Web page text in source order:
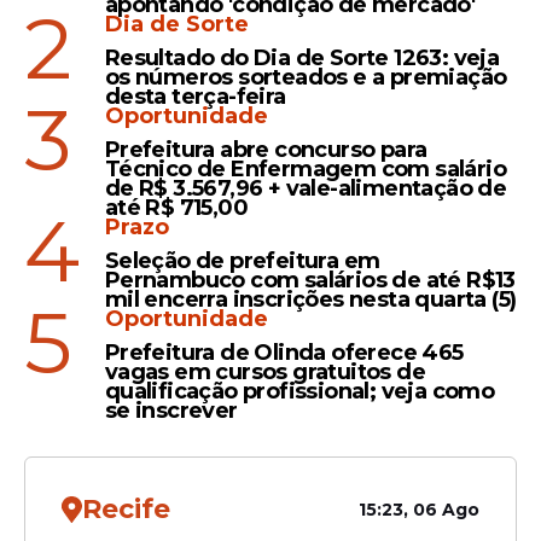
Lotofácil
Resultado Lotofácil 3688:
confira as dezenas
sorteadas nesta segunda-
feira (18/05)
Lula assina MP que zera
imposto da 'taxa das
blusinhas' para compras
importadas de até U$ 50
Veja Também
2
Dia de Sorte
Resultado do Dia de Sorte 1263: veja
os números sorteados e a premiação
desta terça-feira
3
Oportunidade
Prefeitura abre concurso para
Técnico de Enfermagem com salário
de R$ 3.567,96 + vale-alimentação de
até R$ 715,00
4
Prazo
Seleção de prefeitura em
Pernambuco com salários de até R$13
mil encerra inscrições nesta quarta (5)
5
Oportunidade
Prefeitura de Olinda oferece 465
vagas em cursos gratuitos de
qualificação profissional; veja como
se inscrever
Recife 15:23, 06 Ago